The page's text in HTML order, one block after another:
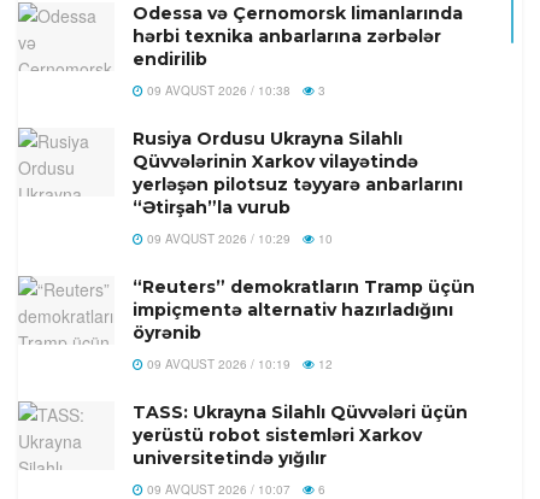
Odessa və Çernomorsk limanlarında
hərbi texnika anbarlarına zərbələr
endirilib
09 AVQUST 2026 / 10:38 3
Rusiya Ordusu Ukrayna Silahlı
Qüvvələrinin Xarkov vilayətində
yerləşən pilotsuz təyyarə anbarlarını
“Ətirşah”la vurub
09 AVQUST 2026 / 10:29 10
“Reuters” demokratların Tramp üçün
impiçmentə alternativ hazırladığını
öyrənib
09 AVQUST 2026 / 10:19 12
TASS: Ukrayna Silahlı Qüvvələri üçün
yerüstü robot sistemləri Xarkov
universitetində yığılır
09 AVQUST 2026 / 10:07 6